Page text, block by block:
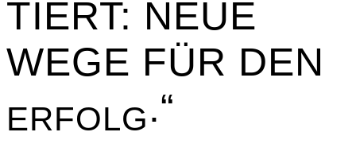
TIERT: NEUE
WEGE FÜR DEN
ERFOLG.“